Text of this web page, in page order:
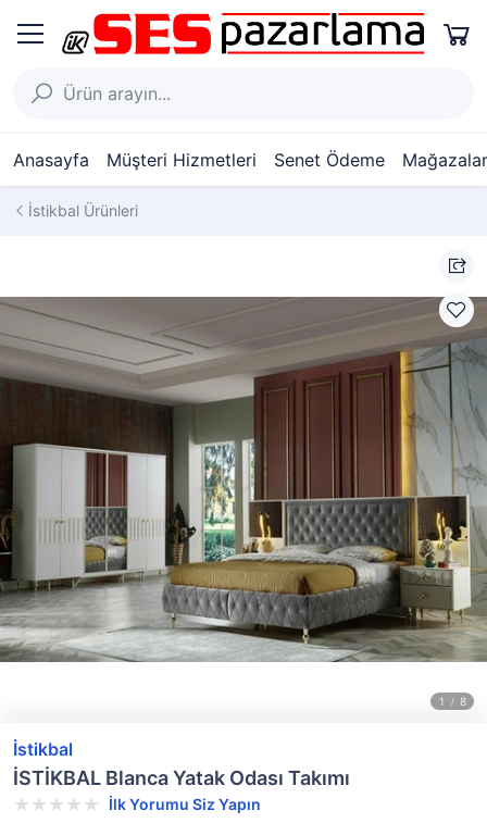
Anasayfa Müşteri Hizmetleri Senet Ödeme
İstikbal Ürünleri
İstikbal
İSTİKBAL Blanca Yatak Odası Takımı
İlk Yorumu Siz Yapın